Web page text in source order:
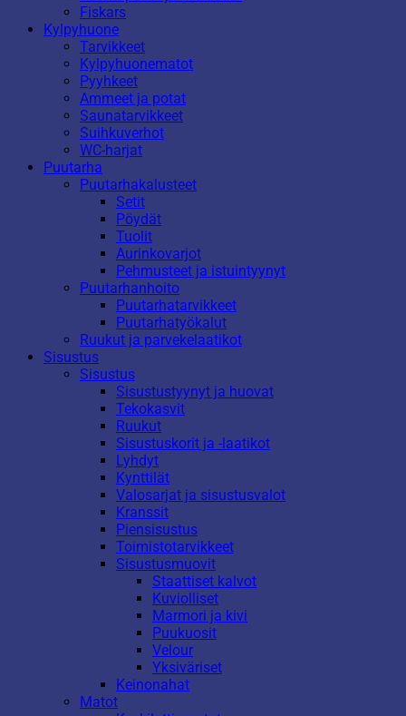
Fiskars
Kylpyhuone
Tarvikkeet
Kylpyhuonematot
Pyyhkeet
Ammeet ja potat
Saunatarvikkeet
Suihkuverhot
WC-harjat
Puutarha
Puutarhakalusteet
Setit
Pöydät
Tuolit
Aurinkovarjot
Pehmusteet ja istuintyynyt
Puutarhanhoito
Puutarhatarvikkeet
Puutarhatyökalut
Ruukut ja parvekelaatikot
Sisustus
Sisustus
Sisustustyynyt ja huovat
Tekokasvit
Ruukut
Sisustuskorit ja -laatikot
Lyhdyt
Kynttilät
Valosarjat ja sisustusvalot
Kranssit
Piensisustus
Toimistotarvikkeet
Sisustusmuovit
Staattiset kalvot
Kuviolliset
Marmori ja kivi
Puukuosit
Velour
Yksiväriset
Keinonahat
Matot